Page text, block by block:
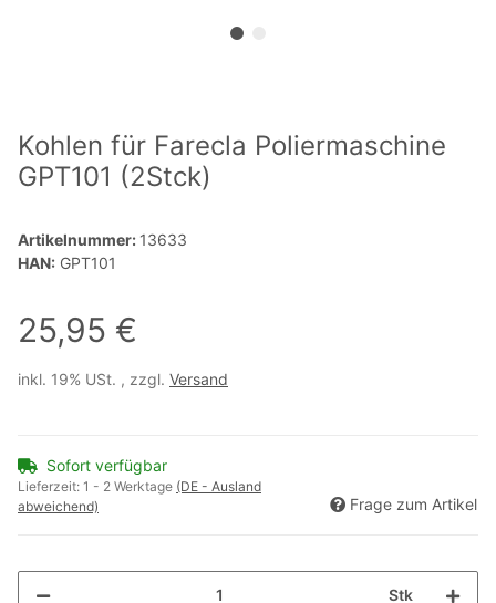
Kohlen für Farecla Poliermaschine
GPT101 (2Stck)
Artikelnummer: 13633
HAN: GPT101
25,95 €
inkl. 19% USt. , zzgl. Versand
Sofort verfügbar
Lieferzeit: 1 - 2 Werktage (DE - Ausland
abweichend)
Frage zum Artikel
Stk